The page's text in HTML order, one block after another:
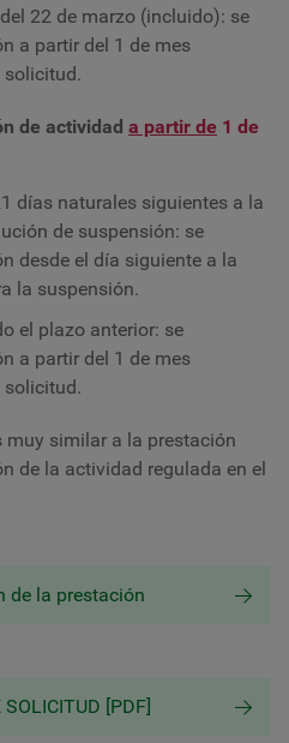
22 de marzo (incluido): se
a partir del 1 de mes
solicitud.
de actividad a partir de 1 de
días naturales siguientes a la
de suspensión: se
desde el día siguiente a la
la suspensión.
el plazo anterior: se
a partir del 1 de mes
solicitud.
muy similar a la prestación
de la actividad regulada en el
de la prestación
[PDF]